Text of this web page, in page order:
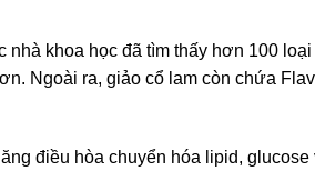
khoa học đã tìm thấy hơn 100
Ngoài ra, giảo cổ lam còn chứa
điều hòa chuyển hóa lipid, glucose